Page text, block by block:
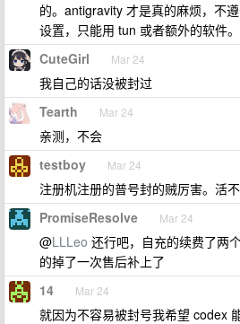
的。antigravity 才是真的麻烦，不
设置，只能用 tun 或者额外的软件。
CuteGirl Mar 24
我自己的话没被封过
Tearth Mar 24
亲测，不会
testboy Mar 24
注册机注册的普号封的贼厉害。活不
PromiseResolve Mar 24
@LLLeo 还行吧，自充的续费了两
的掉了一次售后补上了
14 Mar 24
就因为不容易被封号我希望 codex